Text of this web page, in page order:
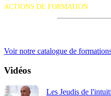
ACTIONS DE FORMATION
Voir notre catalogue de
Vidéos
Les Jeudis de